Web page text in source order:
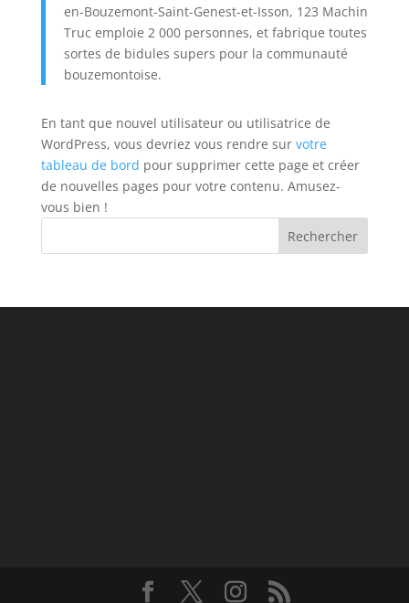
en-Bouzemont-Saint-Genest-et-Isson, 123 Machin
Truc emploie 2 000 personnes, et fabrique toutes
sortes de bidules supers pour la communauté
bouzemontoise.
En tant que nouvel utilisateur ou utilisatrice de
WordPress, vous devriez vous rendre sur votre
tableau de bord pour supprimer cette page et créer
de nouvelles pages pour votre contenu. Amusez-
vous bien !
Rechercher